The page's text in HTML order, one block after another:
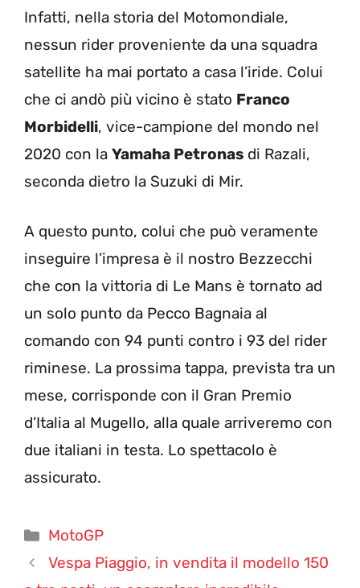
Infatti, nella storia del Motomondiale,
nessun rider proveniente da una squadra
satellite ha mai portato a casa l’iride. Colui
che ci andò più vicino è stato Franco
Morbidelli, vice-campione del mondo nel
2020 con la Yamaha Petronas di Razali,
seconda dietro la Suzuki di Mir.
A questo punto, colui che può veramente
inseguire l’impresa è il nostro Bezzecchi
che con la vittoria di Le Mans è tornato ad
un solo punto da Pecco Bagnaia al
comando con 94 punti contro i 93 del rider
riminese. La prossima tappa, prevista tra un
mese, corrisponde con il Gran Premio
d’Italia al Mugello, alla quale arriveremo con
due italiani in testa. Lo spettacolo è
assicurato.
Categorie
MotoGP
Vespa Piaggio, in vendita il modello 150